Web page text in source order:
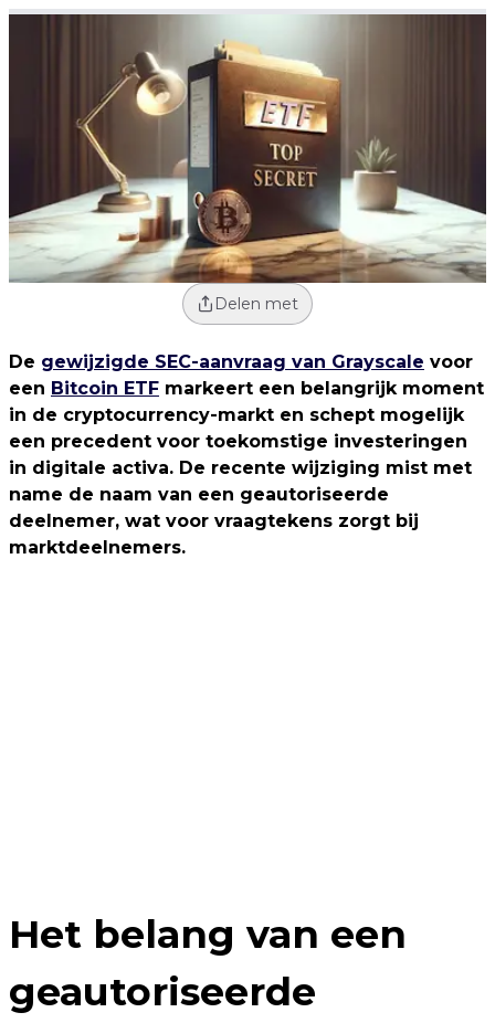
Delen met
De gewijzigde SEC-aanvraag van Grayscale voor
een Bitcoin ETF markeert een belangrijk moment
in de cryptocurrency-markt en schept mogelijk
een precedent voor toekomstige investeringen
in digitale activa. De recente wijziging mist met
name de naam van een geautoriseerde
deelnemer, wat voor vraagtekens zorgt bij
marktdeelnemers.
Het belang van een
geautoriseerde